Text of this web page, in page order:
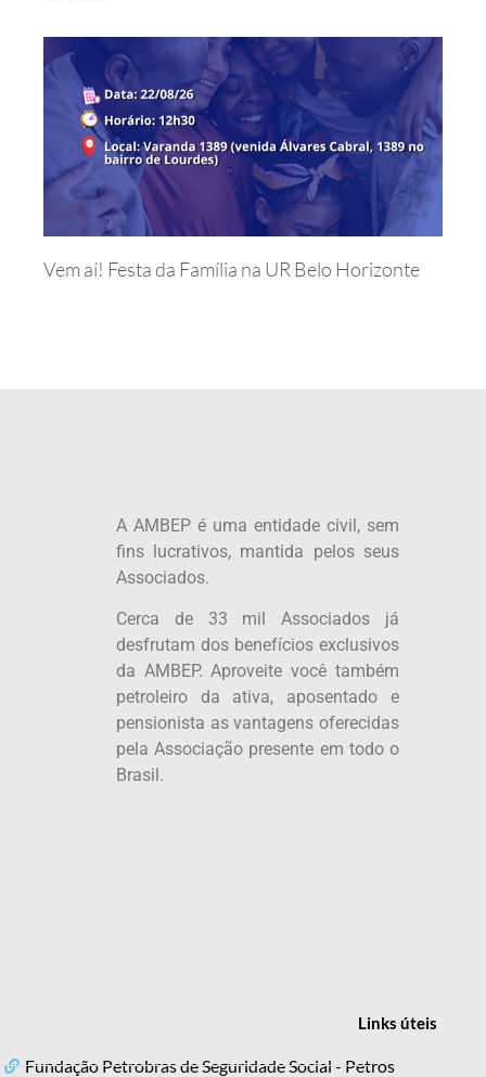
Vem aí! Festa da Família na UR Belo Horizonte
A AMBEP é uma entidade civil, sem
fins lucrativos, mantida pelos seus
Associados.
Cerca de 33 mil Associados já
desfrutam dos benefícios exclusivos
da AMBEP. Aproveite você também
petroleiro da ativa, aposentado e
pensionista as vantagens oferecidas
pela Associação presente em todo o
Brasil.
Linksúteis
Fundação Petrobras de Seguridade Social - Petros